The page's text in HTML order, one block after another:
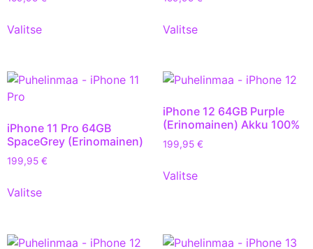
Valitse Valitse
iPhone 11 Pro 64GB
SpaceGrey (Erinomainen)
199,95 €
Valitse
iPhone 12 64GB Purple
(Erinomainen) Akku 100%
199,95 €
Valitse